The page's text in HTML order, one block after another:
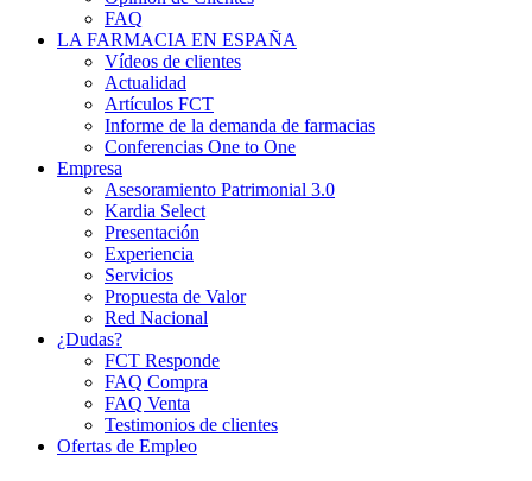
FAQ
LA FARMACIA EN ESPAÑA
Vídeos de clientes
Actualidad
Artículos FCT
Informe de la demanda de farmacias
Conferencias One to One
Empresa
Asesoramiento Patrimonial 3.0
Kardia Select
Presentación
Experiencia
Servicios
Propuesta de Valor
Red Nacional
¿Dudas?
FCT Responde
FAQ Compra
FAQ Venta
Testimonios de clientes
Ofertas de Empleo